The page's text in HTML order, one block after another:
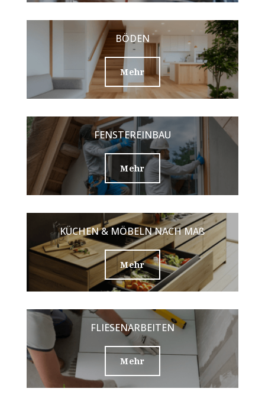
BÖDEN
Mehr
FENSTEREINBAU
Mehr
KÜCHEN & MÖBELN NACH MAß
Mehr
FLIESENARBEITEN
Mehr